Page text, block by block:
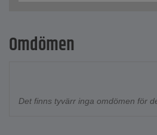
Omdömen
Det finns tyvärr inga omdömen för